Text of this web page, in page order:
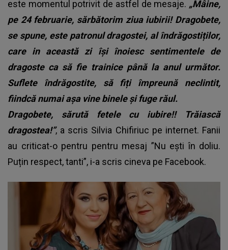
este momentul potrivit de astfel de mesaje. „Mâine,
pe 24 februarie, sărbătorim ziua iubirii! Dragobete,
se spune, este patronul dragostei, al îndrăgostiților,
care in această zi își înoiesc sentimentele de
dragoste ca să fie trainice până la anul următor.
Suflete îndrăgostite, să fiți împreună neclintit,
fiindcă numai așa vine binele și fuge răul.
Dragobete, sărută fetele cu iubire!! Trăiască
dragostea!”, a scris Silvia Chifiriuc pe internet. Fanii
au criticat-o pentru pentru mesaj ”Nu ești în doliu.
Puțin respect, tanti”, i-a scris cineva pe Facebook.